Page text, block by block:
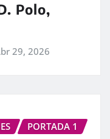
Polo,
29, 2026
PORTADA 1